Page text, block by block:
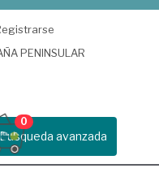
PENINSULAR
Busqueda avanzada
0